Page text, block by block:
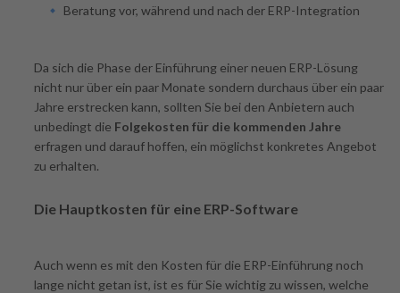
Beratung vor, während und nach der ERP-Integration
Da sich die Phase der Einführung einer neuen ERP-Lösung
nicht nur über ein paar Monate sondern durchaus über ein paar
Jahre erstrecken kann, sollten Sie bei den Anbietern auch
unbedingt die Folgekosten für die kommenden Jahre
erfragen und darauf hoffen, ein möglichst konkretes Angebot
zu erhalten.
Die Hauptkosten für eine ERP-Software
Auch wenn es mit den Kosten für die ERP-Einführung noch
lange nicht getan ist, ist es für Sie wichtig zu wissen, welche